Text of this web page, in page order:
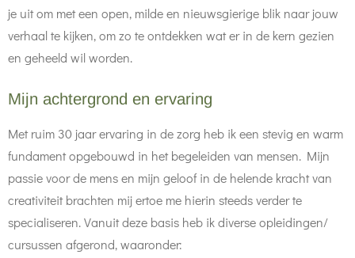
je uit om met een open, milde en nieuwsgierige blik naar jouw
verhaal te kijken, om zo te ontdekken wat er in de kern gezien
en geheeld wil worden.
Mijn achtergrond en ervaring
Met ruim 30 jaar ervaring in de zorg heb ik een stevig en warm
fundament opgebouwd in het begeleiden van mensen. Mijn
passie voor de mens en mijn geloof in de helende kracht van
creativiteit brachten mij ertoe me hierin steeds verder te
specialiseren. Vanuit deze basis heb ik diverse opleidingen/
cursussen afgerond, waaronder: